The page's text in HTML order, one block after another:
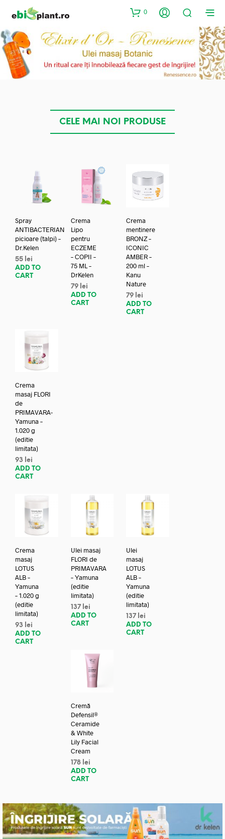
0
CELE MAI NOI PRODUSE
Spray
ANTIBACTERIAN
picioare (talpi) –
Dr.Kelen
55 lei
ADD TO
CART
Crema
Lipo
pentru
ECZEME
– COPII –
75 ML –
DrKelen
79 lei
ADD TO
CART
Crema
mentinere
BRONZ –
ICONIC
AMBER –
200 ml –
Kanu
Nature
79 lei
ADD TO
CART
Crema
masaj FLORI
de
PRIMAVARA-
Yamuna –
1.020 g
(editie
limitata)
93
lei
ADD TO
CART
Crema
masaj
LOTUS
ALB –
Yamuna
– 1.020 g
(editie
limitata)
93
lei
ADD TO
CART
Ulei masaj
FLORI de
PRIMAVARA
– Yamuna
(editie
limitata)
137 lei
ADD TO
CART
Ulei
masaj
LOTUS
ALB –
Yamuna
(editie
limitata)
137 lei
ADD TO
CART
Cremă
Defensil®
Ceramide
& White
Lily Facial
Cream
178 lei
ADD TO
CART